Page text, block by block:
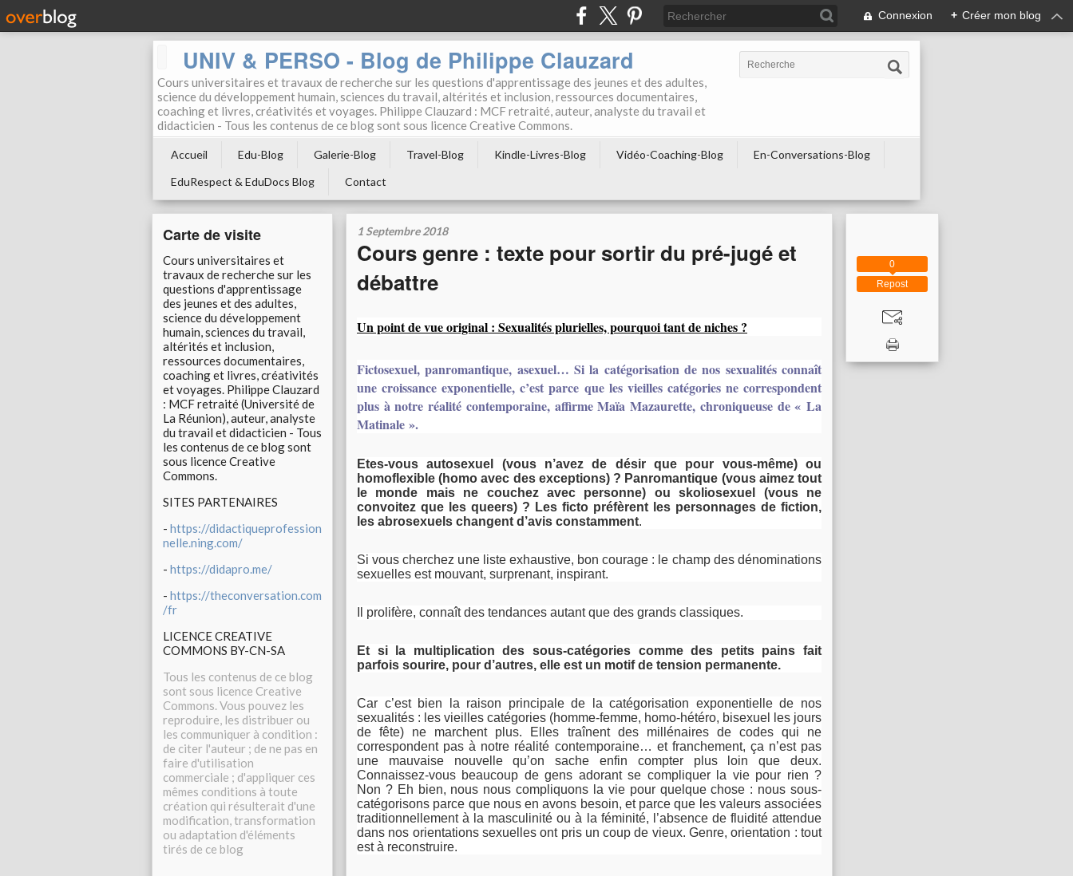
Connexion + Créer mon blog
UNIV & PERSO - Blog de Philippe Clauzard
Cours universitaires et travaux de recherche sur les questions d'apprentissage des jeunes et des adultes,
science du développement humain, sciences du travail, altérités et inclusion, ressources documentaires,
coaching et livres, créativités et voyages. Philippe Clauzard : MCF retraité, auteur, analyste du travail et
didacticien - Tous les contenus de ce blog sont sous licence Creative Commons.
Accueil Edu-Blog Galerie-Blog Travel-Blog Kindle-Livres-Blog Vidéo-Coaching-Blog
En-Conversations-Blog
EduRespect & EduDocs Blog
Contact
Carte de visite
Cours universitaires et
travaux de recherche sur les
questions d'apprentissage
des jeunes et des adultes,
science du développement
humain, sciences du travail,
altérités et inclusion,
ressources documentaires,
coaching et livres, créativités
et voyages. Philippe Clauzard
: MCF retraité (Université de
La Réunion), auteur, analyste
du travail et didacticien - Tous
les contenus de ce blog sont
sous licence Creative
Commons.
SITES PARTENAIRES
- https://didactiqueprofession
nelle.ning.com/
- https://didapro.me/
- https://theconversation.com
/fr
LICENCE CREATIVE
COMMONS BY-CN-SA
Tous les contenus de ce blog
sont sous licence Creative
Commons. Vous pouvez les
reproduire, les distribuer ou
les communiquer à condition :
de citer l'auteur ; de ne pas en
faire d'utilisation
commerciale ; d'appliquer ces
mêmes conditions à toute
création qui résulterait d'une
modification, transformation
ou adaptation d'éléments
tirés de ce blog
1 Septembre 2018
Cours genre : texte pour sortir du pré-jugé et
débattre
Un point de vue original : Sexualités plurielles, pourquoi tant de niches ?
Fictosexuel, panromantique, asexuel… Si la catégorisation de nos sexualités connaît
une croissance exponentielle, c’est parce que les vieilles catégories ne correspondent
plus à notre réalité contemporaine, affirme Maïa Mazaurette, chroniqueuse de « La
Matinale ».
Etes-vous autosexuel (vous n’avez de désir que pour vous-même) ou
homoflexible (homo avec des exceptions) ? Panromantique (vous aimez tout
le monde mais ne couchez avec personne) ou skoliosexuel (vous ne
convoitez que les queers) ? Les ficto préfèrent les personnages de fiction,
les abrosexuels changent d’avis constamment.
Si vous cherchez une liste exhaustive, bon courage : le champ des dénominations
sexuelles est mouvant, surprenant, inspirant.
Il prolifère, connaît des tendances autant que des grands classiques.
Et si la multiplication des sous-catégories comme des petits pains fait
parfois sourire, pour d’autres, elle est un motif de tension permanente.
Car c’est bien la raison principale de la catégorisation exponentielle de nos
sexualités : les vieilles catégories (homme-femme, homo-hétéro, bisexuel les jours
de fête) ne marchent plus. Elles traînent des millénaires de codes qui ne
correspondent pas à notre réalité contemporaine… et franchement, ça n’est pas
une mauvaise nouvelle qu’on sache enfin compter plus loin que deux.
Connaissez-vous beaucoup de gens adorant se compliquer la vie pour rien ?
Non ? Eh bien, nous nous compliquons la vie pour quelque chose : nous sous-
catégorisons parce que nous en avons besoin, et parce que les valeurs associées
traditionnellement à la masculinité ou à la féminité, l’absence de fluidité attendue
dans nos orientations sexuelles ont pris un coup de vieux. Genre, orientation : tout
est à reconstruire.
Repost
0